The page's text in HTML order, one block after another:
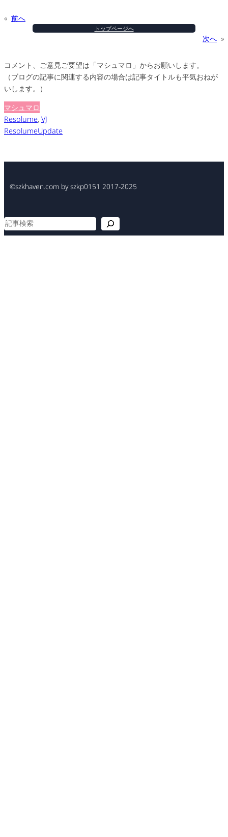
« 前へ
トップページへ
次へ »
コメント、ご意見ご要望は「マシュマロ」からお願いします。
（ブログの記事に関連する内容の場合は記事タイトルも平気おねが
いします。）
マシュマロ
Resolume, VJ
ResolumeUpdate
©szkhaven.com by szkp0151 2017-2025
検
索